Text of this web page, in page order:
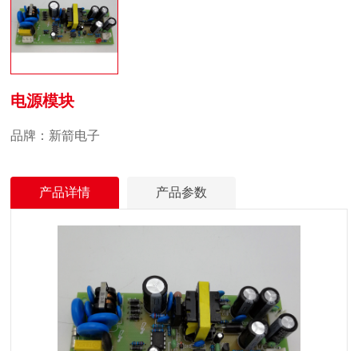
电源模块
品牌：新箭电子
产品详情 产品参数